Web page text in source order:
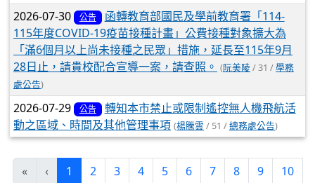
2026-07-30 公告
函轉教育部國民及學前教育署「114-
115年度COVID-19疫苗接種計畫」公費接種對象擴大為
「滿6個月以上尚未接種之民眾」措施，延長至115年9月
28日止，請貴校配合宣導一案，請查照。 (阮美陵/ 31 /學務
處公告)
2026-07-29 公告
轉知本市禁止或限制遙控無人機飛航活
動之區域、時間及其他管理事項 (楊騰雲 / 51 /總務處公告)
« ‹ 1 (current)
2 3 4 5 6 7 8 9
10